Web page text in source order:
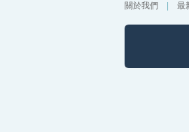
關於我們 最